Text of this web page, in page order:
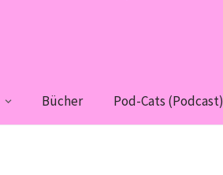
Bücher Pod-Cats (Podcast)